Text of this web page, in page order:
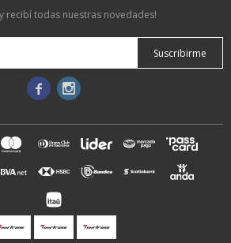
y recibí todas nuestras novedades!
Suscribirme
 